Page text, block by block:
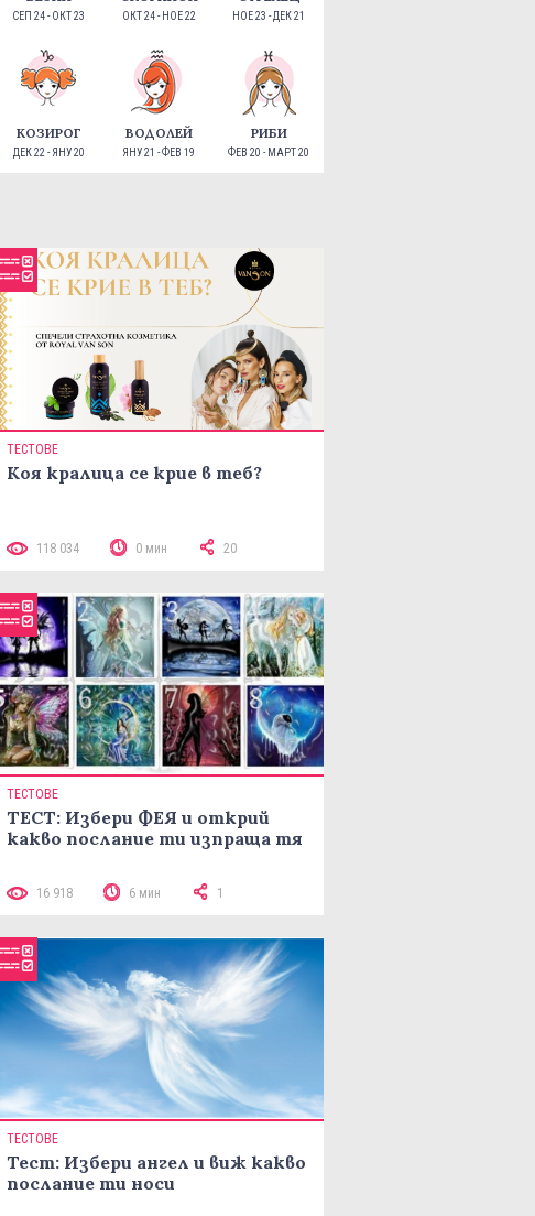
СЕП 24 - ОКТ 23 ОКТ 24 - НОЕ 22 НОЕ 23 - ДЕК 21
КОЗИРОГ
ДЕК 22 - ЯНУ 20
ВОДОЛЕЙ
ЯНУ 21 - ФЕВ 19
РИБИ
ФЕВ 20 - МАРТ 20
ТЕСТОВЕ
Коя кралица се крие в теб?
118 034 0 мин 20
ТЕСТОВЕ
ТЕСТ: Избери ФЕЯ и открий
какво послание ти изпраща тя
16 918 6 мин 1
ТЕСТОВЕ
Тест: Избери ангел и виж какво
послание ти носи